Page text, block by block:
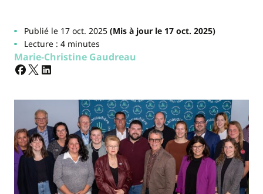
Publié le 17 oct. 2025(Mis à jour le 17 oct. 2025)
Lecture : 4 minutes
Marie-Christine Gaudreau